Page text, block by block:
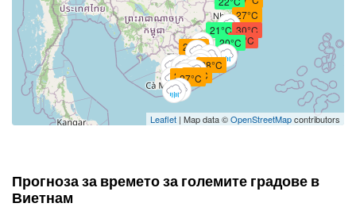
27°C
20°C
27°C
27°C
27°C
27°C
28°C
21°C 30°C
31°C
Leaflet | Map data ©OpenStreetMapcontributors
Прогноза за времето за големите градове в
Виетнам